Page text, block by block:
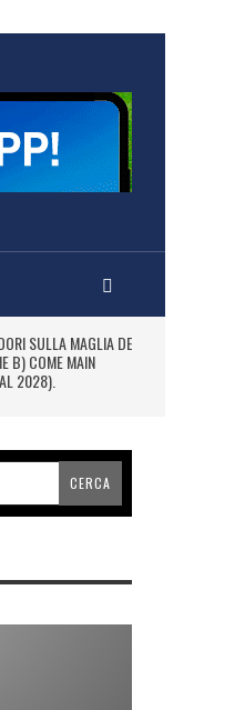
SULLA MAGLIA DEL
B) COME MAIN
2028).